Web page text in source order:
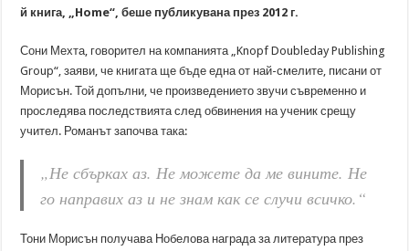
й книга, „Home“, беше публикувана през 2012 г.
Сони Мехта, говорител на компанията „Knopf Doubleday Publishing
Group“, заяви, че книгата ще бъде една от най-смелите, писани от
Морисън. Той допълни, че произведението звучи съвременно и
проследява последствията след обвинения на ученик срещу
учител. Романът започва така:
„Не сбърках аз. Не можете да ме вините. Не
го направих аз и не знам как се случи всичко.“
Тони Морисън получава Нобелова награда за литература през